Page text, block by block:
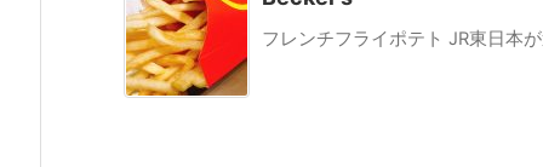
フレンチフライポテト JR東日本